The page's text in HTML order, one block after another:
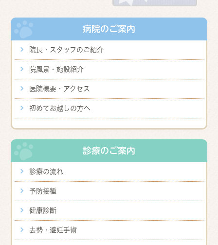
病院のご案内
院長・スタッフのご紹介
院風景・施設紹介
医院概要・アクセス
初めてお越しの方へ
診療のご案内
診療の流れ
予防接種
健康診断
去勢・避妊手術